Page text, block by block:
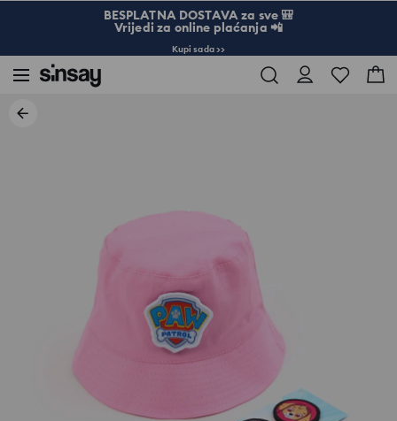
BESPLATNA DOSTAVA za sve 🎒
Vrijedi za online plaćanja 📲
Kupi sada >>